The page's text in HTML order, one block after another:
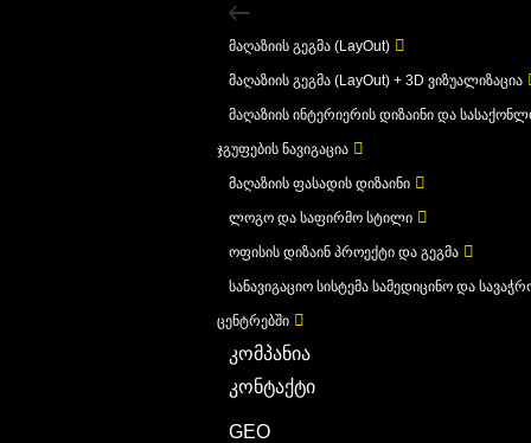
მაღაზიის გეგმა (LayOut)
მაღაზიის გეგმა (LayOut) + 3D ვიზუალიზაცია
მაღაზიის ინტერიერის დიზაინი და
ჯგუფების ნავიგაცია
მაღაზიის ფასადის დიზაინი
ლოგო და საფირმო სტილი
ოფისის დიზაინ პროექტი და გეგმა
სანავიგაციო სისტემა სამედიცინო და
ცენტრებში
კომპანია
კონტაქტი
GEO